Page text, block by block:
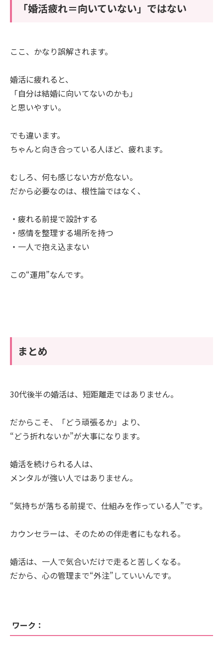
「婚活疲れ＝向いていない」ではない
ここ、かなり誤解されます。
婚活に疲れると、
「自分は結婚に向いてないのかも」
と思いやすい。
でも違います。
ちゃんと向き合っている人ほど、疲れます。
むしろ、何も感じない方が危ない。
だから必要なのは、根性論ではなく、
・疲れる前提で設計する
・感情を整理する場所を持つ
・一人で抱え込まない
この“運用”なんです。
まとめ
30代後半の婚活は、短距離走ではありません。
だからこそ、「どう頑張るか」より、
“どう折れないか”が大事になります。
婚活を続けられる人は、
メンタルが強い人ではありません。
“気持ちが落ちる前提で、仕組みを作っている人”です。
カウンセラーは、そのための伴走者にもなれる。
婚活は、一人で気合いだけで走ると苦しくなる。
だから、心の管理まで“外注”していいんです。
ワーク：